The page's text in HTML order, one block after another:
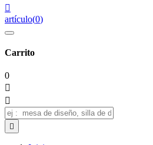

artículo(0)
Carrito
0


